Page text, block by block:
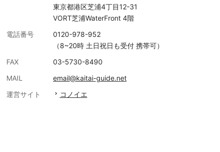
東京都港区芝浦4丁目12-31
VORT芝浦WaterFront 4階
電話番号
0120-978-952
（8~20時 土日祝日も受付 携帯可）
FAX
03-5730-8490
MAIL
email@kaitai-guide.net
運営サイト
コノイエ